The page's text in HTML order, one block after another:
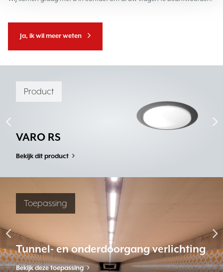
Ja, ik wil meer weten
Product
VARO RS
Bekijk dit product
Toepassing
Tunnel- en onderdoorgang verlichting
Bekijk deze toepassing